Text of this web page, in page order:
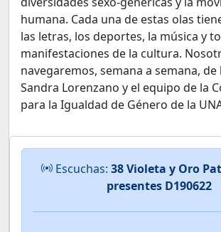
humana. Cada una de estas olas
las letras, los deportes, la música y
manifestaciones de la cultura.
navegaremos, semana a semana,
Sandra Lorenzano y el equipo de la
para la Igualdad de Género de la
Escuchas: 38 Violeta y Oro
presentes D190622